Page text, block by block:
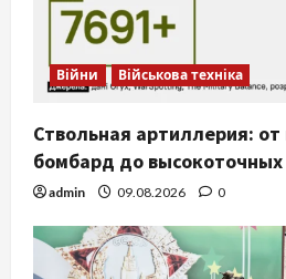
Війни Військова техніка
Ствольная артиллерия:
бомбард до высокоточных
admin 09.08.2026 0